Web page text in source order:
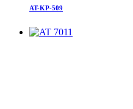
AT-KP-509